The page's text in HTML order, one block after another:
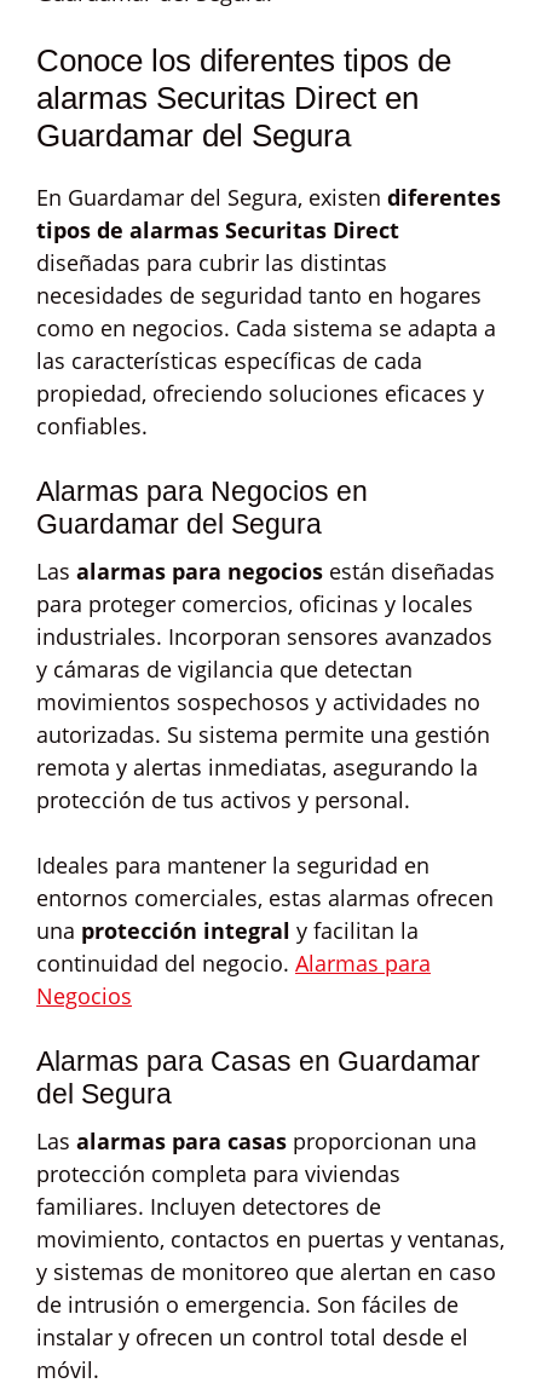
Conoce los diferentes tipos de
alarmas Securitas Direct en
Guardamar del Segura
En Guardamar del Segura, existen diferentes
tipos de alarmas Securitas Direct
diseñadas para cubrir las distintas
necesidades de seguridad tanto en hogares
como en negocios. Cada sistema se adapta a
las características específicas de cada
propiedad, ofreciendo soluciones eficaces y
confiables.
Alarmas para Negocios en
Guardamar del Segura
Las alarmas para negocios están diseñadas
para proteger comercios, oficinas y locales
industriales. Incorporan sensores avanzados
y cámaras de vigilancia que detectan
movimientos sospechosos y actividades no
autorizadas. Su sistema permite una gestión
remota y alertas inmediatas, asegurando la
protección de tus activos y personal.
Ideales para mantener la seguridad en
entornos comerciales, estas alarmas ofrecen
una protección integral y facilitan la
continuidad del negocio. Alarmas para
Negocios
Alarmas para Casas en Guardamar
del Segura
Las alarmas para casas proporcionan una
protección completa para viviendas
familiares. Incluyen detectores de
movimiento, contactos en puertas y ventanas,
y sistemas de monitoreo que alertan en caso
de intrusión o emergencia. Son fáciles de
instalar y ofrecen un control total desde el
móvil.